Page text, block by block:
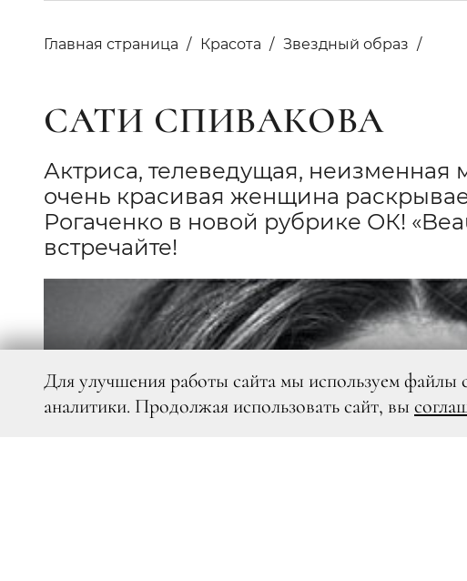
Главная страница Красота Звездный образ
САТИ СПИВАКОВА
Актриса, телеведущая,
очень красивая женщина
Рогаченко в новой рубрике ОК!
встречайте!
Для улучшения работы сайта мы используем
аналитики. Продолжая использовать сайт, вы